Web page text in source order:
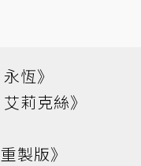
恆》
莉克絲》
製版》